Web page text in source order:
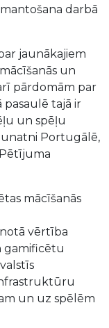
darbā
jaunākajiem
un
pārdomām par
tajā ir
un spēļu
Portugālē,
mācīšanās
vērtība
gamificētu
un uz spēlēm